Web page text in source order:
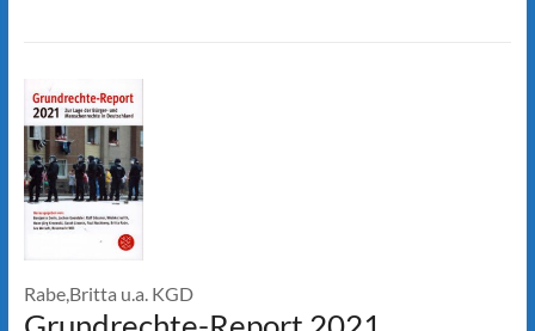
Rabe,Britta u.a. KGD